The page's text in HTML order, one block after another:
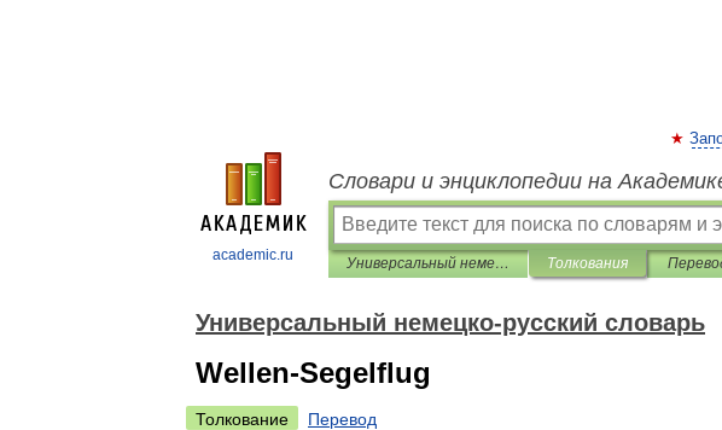
academic.ru
Словари и энциклопедии на
Универсальный немецко-русский словарь Толкования
Универсальный немецко-русский словарь
Wellen-Segelflug
Толкование
Перевод